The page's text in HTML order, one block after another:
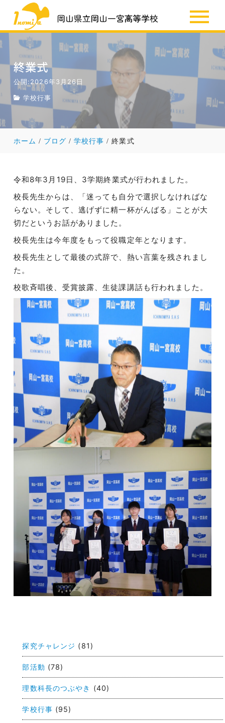
SSH
お知らせ
終業式
公開:2026年3月26日
学校行事
ホーム ブログ 学校行事 終業式
令和8年3月19日、3学期終業式が行われました。
校長先生からは、「迷っても自分で選択しなければな
らない。そして、逃げずに精一杯がんばる」ことが大
切だというお話がありました。
校長先生は今年度をもって役職定年となります。
校長先生として最後の式辞で、熱い言葉を残されまし
た。
校歌斉唱後、受賞披露、生徒課講話も行われました。
ナ
ビ
ゲ
ー
シ
探究チャレンジ (81)
部活動 (78)
理数科長のつぶやき (40)
学校行事 (95)